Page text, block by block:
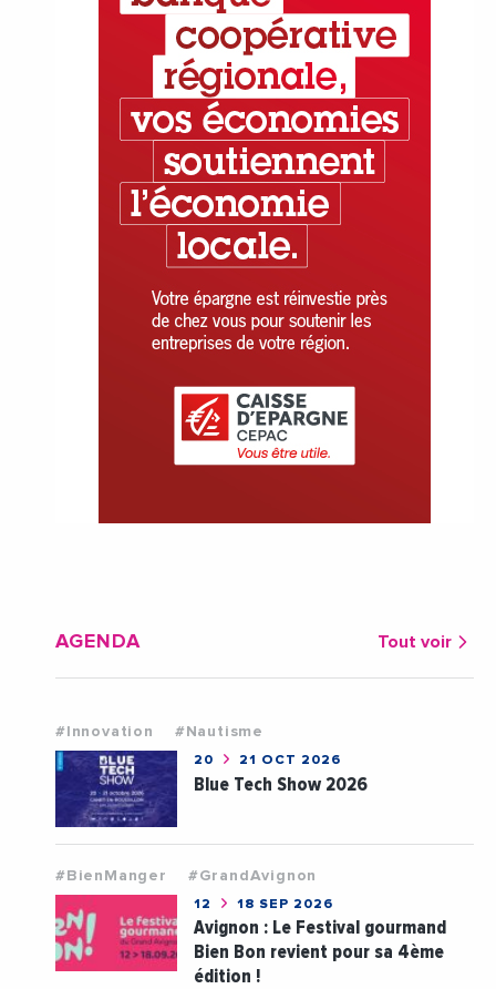
AGENDA Tout voir
#Innovation #Nautisme
20 21 OCT 2026
Blue Tech Show 2026
#BienManger #GrandAvignon
12 18 SEP 2026
Avignon : Le Festival gourmand
Bien Bon revient pour sa 4ème
édition !